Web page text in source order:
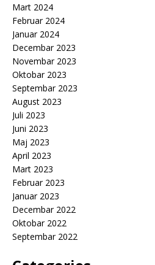
Mart 2024
Februar 2024
Januar 2024
Decembar 2023
Novembar 2023
Oktobar 2023
Septembar 2023
August 2023
Juli 2023
Juni 2023
Maj 2023
April 2023
Mart 2023
Februar 2023
Januar 2023
Decembar 2022
Oktobar 2022
Septembar 2022